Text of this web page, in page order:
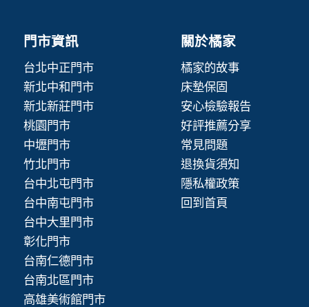
門市資訊
台北中正門市
新北中和門市
新北新莊門市
桃園門市
中壢門市
竹北門市
台中北屯門市
台中南屯門市
台中大里門市
彰化門市
台南仁德門市
台南北區門市
高雄美術館門市
關於橘家
橘家的故事
床墊保固
安心檢驗報告
好評推薦分享
常見問題
退換貨須知
隱私權政策
回到首頁